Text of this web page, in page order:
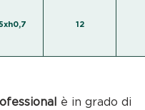
12
è in grado di